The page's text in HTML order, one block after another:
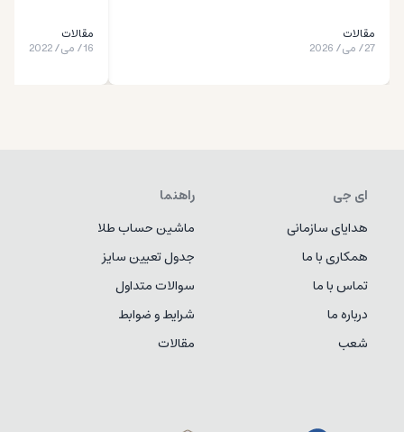
مقالات
27
/می/
2026
مقالات
16
/می/
2022
ای جی
هدایای سازمانی
همکاری با ما
تماس با ما
درباره ما
شعب
راهنما
ماشین حساب طلا
جدول تعیین سایز
سوالات متداول
شرایط و ضوابط
مقالات